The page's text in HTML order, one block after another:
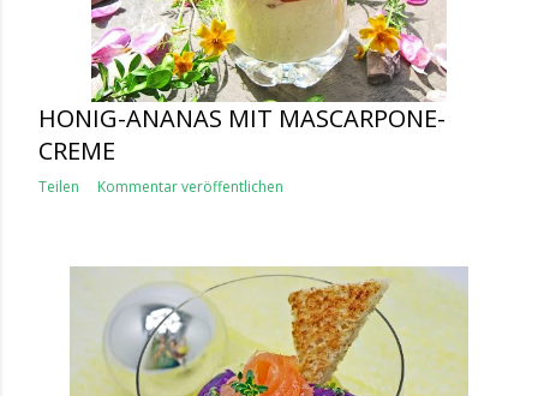
HONIG-ANANAS MIT MASCARPONE-
CREME
Teilen Kommentar veröffentlichen